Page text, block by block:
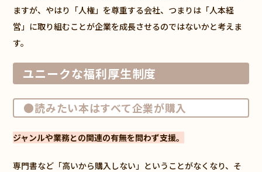
ますが、やはり「人権」を尊重する会社、つまりは「人本経
営」に取り組むことが企業を成長させるのではないかと考えま
す。
ユニークな福利厚生制度
●読みたい本はすべて企業が購入
ジャンルや業務との関連の有無を問わず支援。
専門書など「高いから購入しない」ということがなくなり、そ